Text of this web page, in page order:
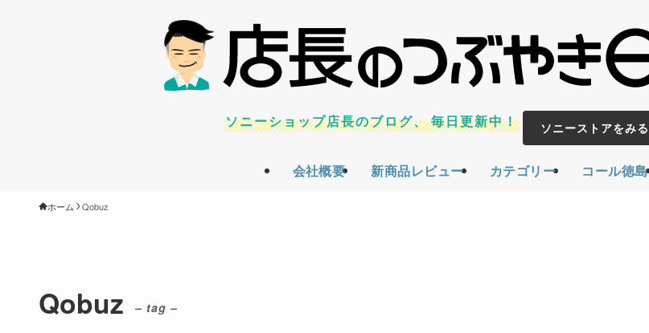
会社概要 新商品レビュー カテゴリー コール徳島
ソニーショップ店長のブログ、毎日更新中！ ソニーストアをみる
ホーム Qobuz
Qobuz – tag –